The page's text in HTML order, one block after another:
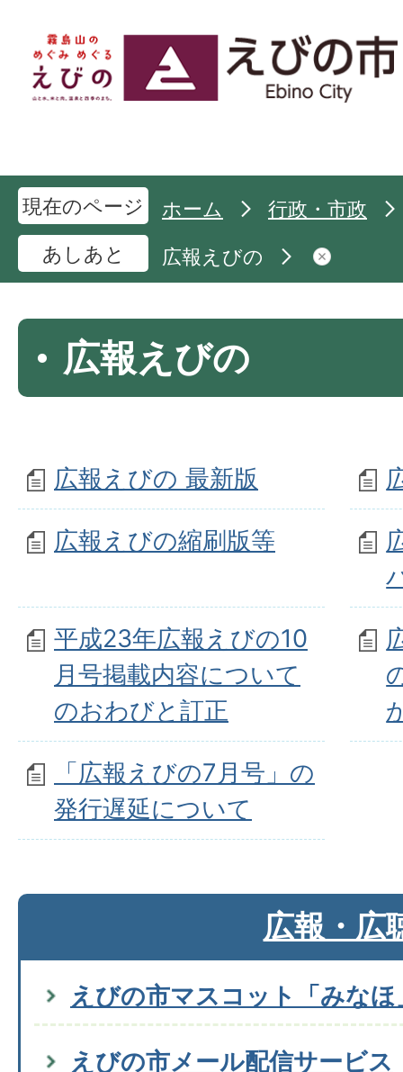
現在のページ ホーム
行政・市政
あしあと
広報えびの
広報えびの
広報えびの 最新版
広報えびの縮刷版等
平成23年広報えびの10
月号掲載内容について
のおわびと訂正
「広報えびの7月号」の
発行遅延について
広報・広
えびの市マスコット「みなほ
えびの市メール配信サービス